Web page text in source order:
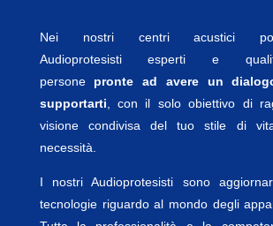
Nei nostri centri acustici
Audioprotesisti
esperti e
persone pronte ad avere un
supportarti , con il solo obiettivo di
visione condivisa del tuo stile di
necessità.
I nostri Audioprotesisti sono
tecnologie riguardo al mondo degli